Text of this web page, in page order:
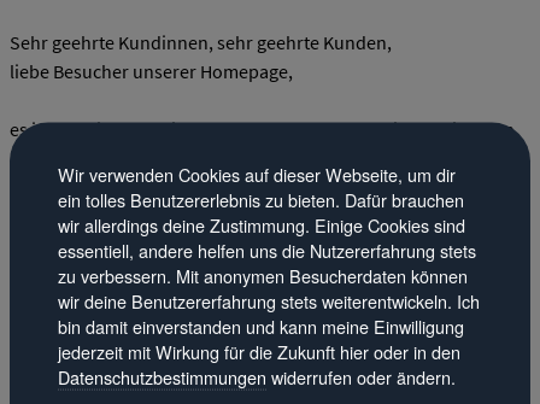
Sehr geehrte Kundinnen, sehr geehrte Kunden,
liebe Besucher unserer Homepage,
es ist soweit, am Freitag den 05.07.2013 präsentieren wir Ihnen
in unserem Stammhaus in Siegen unser neues "Flaggschiff", den
2014erJeep Grand Cherokee , ab 18.00 Uhr beginnt die offizelle
Präsentation!
Und wie sich das für einen echten "Star" gehört, haben wir den
"Rummel" gleich mal erhöht und die GruppeHörgerätzu uns
eingeladen, sie stellen ab 19.00 Uhr Ihr neues Musikvideo mit
dem Titel "Meer" bei uns offiziell vor - als Premiere in
Erstaustrahlung!
Wir verwenden Cookies auf dieser Webseite, um dir
ein tolles Benutzererlebnis zu bieten. Dafür brauchen
wir allerdings deine Zustimmung. Einige Cookies sind
essentiell, andere helfen uns die Nutzererfahrung stets
zu verbessern. Mit anonymen Besucherdaten können
wir deine Benutzererfahrung stets weiterentwickeln. Ich
bin damit einverstanden und kann meine Einwilligung
jederzeit mit Wirkung für die Zukunft hier oder in den
Datenschutzbestimmungen widerrufen oder ändern.